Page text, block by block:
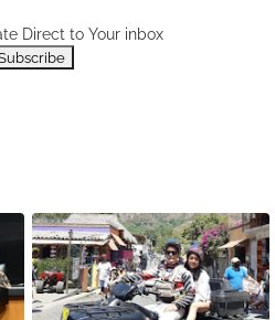
Direct to Your inbox